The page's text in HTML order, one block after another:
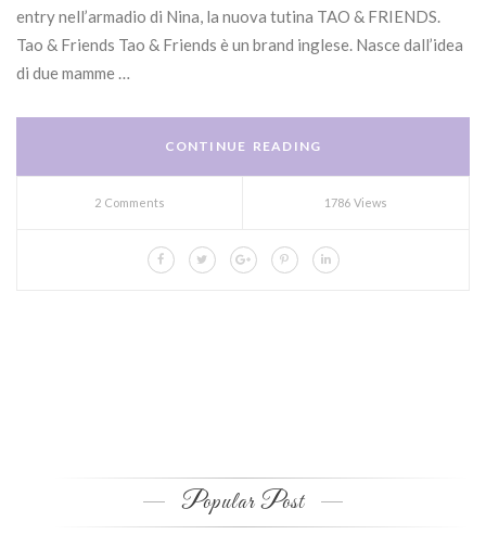
entry nell’armadio di Nina, la nuova tutina TAO & FRIENDS.
Tao & Friends Tao & Friends è un brand inglese. Nasce dall’idea
di due mamme …
CONTINUE READING
2 Comments 1786 Views
Popular Post